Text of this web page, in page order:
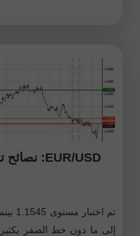
إلى ما دون خط الصفر